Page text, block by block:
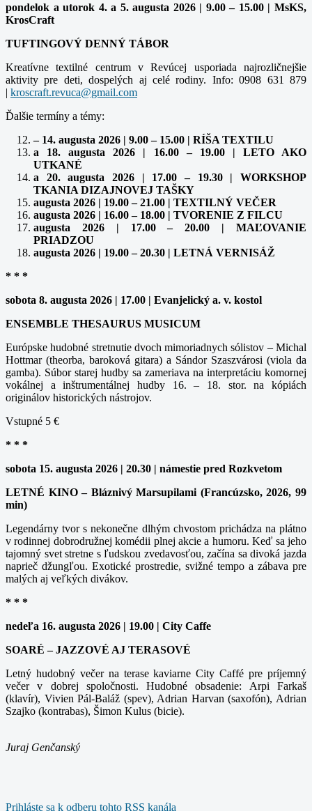
pondelok a utorok 4. a 5. augusta 2026 | 9.00 – 15.00 | MsKS,
KrosCraft
TUFTINGOVÝ DENNÝ TÁBOR
Kreatívne textilné centrum v Revúcej usporiada najrozličnejšie
aktivity pre deti, dospelých aj celé rodiny. Info: 0908 631 879
|
Ďalšie termíny a témy:
– 14. augusta 2026 | 9.00 – 15.00 | RÍŠA TEXTILU
a 18. augusta 2026 | 16.00 – 19.00 | LETO AKO
UTKANÉ
a 20. augusta 2026 | 17.00 – 19.30 | WORKSHOP
TKANIA DIZAJNOVEJ TAŠKY
augusta 2026 | 19.00 – 21.00 | TEXTILNÝ VEČER
augusta 2026 | 16.00 – 18.00 | TVORENIE Z FILCU
augusta 2026 | 17.00 – 20.00 | MAĽOVANIE
PRIADZOU
augusta 2026 | 19.00 – 20.30 | LETNÁ VERNISÁŽ
* * *
sobota 8. augusta 2026 | 17.00 | Evanjelický a. v. kostol
ENSEMBLE THESAURUS MUSICUM
Európske hudobné stretnutie dvoch mimoriadnych sólistov – Michal
Hottmar (theorba, baroková gitara) a Sándor Szaszvárosi (viola da
gamba). Súbor starej hudby sa zameriava na interpretáciu komornej
vokálnej a inštrumentálnej hudby 16. – 18. stor. na kópiách
originálov historických nástrojov.
Vstupné 5 €
* * *
sobota 15. augusta 2026 | 20.30 | námestie pred Rozkvetom
LETNÉ KINO – Bláznivý Marsupilami (Francúzsko, 2026, 99
min)
Legendárny tvor s nekonečne dlhým chvostom prichádza na plátno
v rodinnej dobrodružnej komédii plnej akcie a humoru. Keď sa jeho
tajomný svet stretne s ľudskou zvedavosťou, začína sa divoká jazda
naprieč džungľou. Exotické prostredie, svižné tempo a zábava pre
malých aj veľkých divákov.
* * *
nedeľa 16. augusta 2026 | 19.00 | City Caffe
SOARÉ – JAZZOVÉ AJ TERASOVÉ
Letný hudobný večer na terase kaviarne City Caffé pre príjemný
večer v dobrej spoločnosti. Hudobné obsadenie: Arpi Farkaš
(klavír), Vivien Pál-Baláž (spev), Adrian Harvan (saxofón), Adrian
Szajko (kontrabas), Šimon Kulus (bicie).
Juraj Genčanský
Prihláste sa k odberu tohto RSS kanála